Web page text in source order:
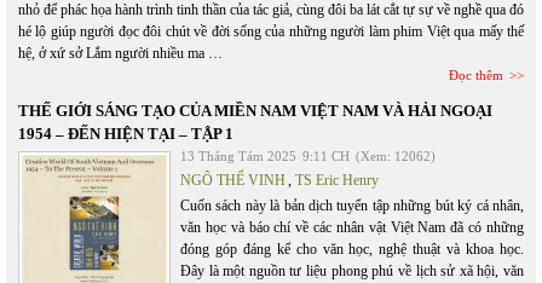
nhỏ để phác họa hành trình tinh thần của tác giả, cùng đôi ba lát cắt tự sự về nghề qua đó
hé lộ giúp người đọc đôi chút về đời sống của những người làm phim Việt qua mấy thế
hệ, ở xứ sở Lắm người nhiều ma …
Đọc thêm
THẾ GIỚI SÁNG TẠO CỦA MIỀN NAM VIỆT NAM VÀ HẢI NGOẠI
1954 – ĐẾN HIỆN TẠI – TẬP 1
13 Tháng Tám 2025 9:11 CH (Xem: 12062)
NGÔ THẾ VINH, TS Eric Henry
Cuốn sách này là bản dịch tuyển tập những bút ký cá nhân,
văn học và báo chí về các nhân vật Việt Nam đã có những
đóng góp đáng kể cho văn học, nghệ thuật và khoa học.
Đây là một nguồn tư liệu phong phú về lịch sử xã hội, văn